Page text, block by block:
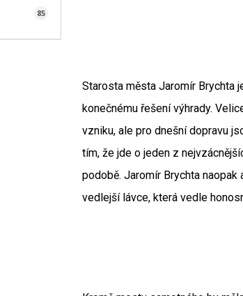
85
Starosta města Jaromír Brychta
konečnému řešení výhrady.
vzniku, ale pro dnešní dopravu
tím, že jde o jeden z
podobě. Jaromír Brychta
vedlejší lávce, která vedle